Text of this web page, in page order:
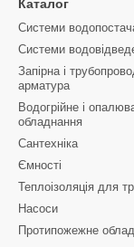
Оснащені
що полегшує
Оснащені
гарячою водою.
Моделі,
сучасною системою
що забезпечує
Каталог
Системи
Системи
Запірна і
арматура
Водогрійне і
обладнання
Сантехніка
Ємності
Теплоізоляція для
Насоси
Протипожежне